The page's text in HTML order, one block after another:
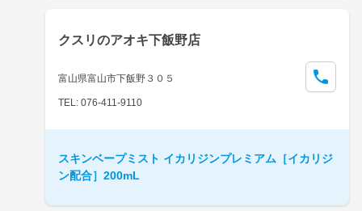
クスリのアオキ下飯野店
富山県富山市下飯野３０５
TEL: 076-411-9110
スキンベープミスト イカリジンプレミアム［イカリジ
ン配合］200mL